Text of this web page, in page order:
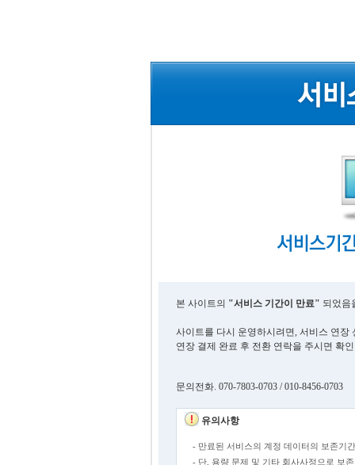
본 사이트의 "서비스 기간이 만료" 되었음
사이트를 다시 운영하시려면, 서비스 연장
연장 결제 완료 후 전환 연락을 주시면 확
문의전화. 070-7803-0703 / 010-8456-0703
유의사항
- 만료된 서비스의 계정 데이터의 보존기
- 단, 용량 문제 및 기타 회사사정으로 보